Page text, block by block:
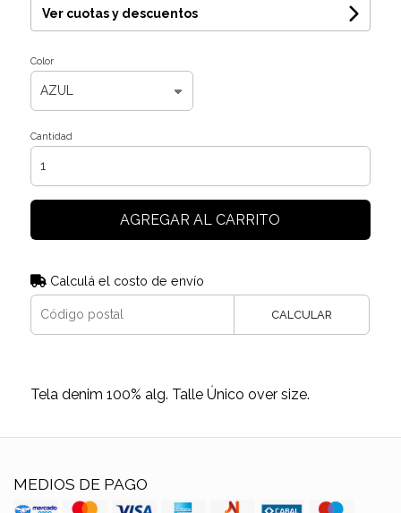
Ver cuotas y descuentos
Color
Cantidad
AGREGAR AL CARRITO
Calculá el costo de envío
CALCULAR
Tela denim 100% alg. Talle Único over size.
MEDIOS DE PAGO